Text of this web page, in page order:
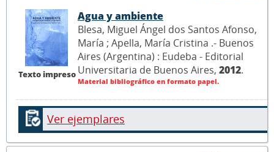
Texto impreso
Agua y ambiente
Blesa, Miguel Ángel dos Santos Afonso,
María ; Apella, María Cristina .- Buenos
Aires (Argentina) : Eudeba - Editorial
Universitaria de Buenos Aires, 2012.
Material bibliográfico en formato papel.
Ver ejemplares